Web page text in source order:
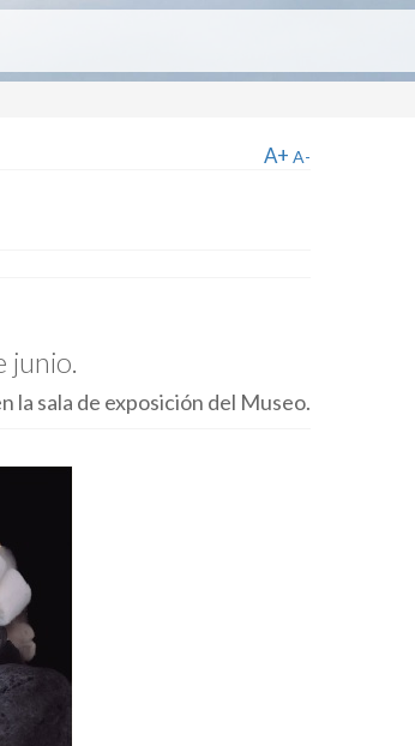
A+ A-
junio.
la sala de exposición del Museo.